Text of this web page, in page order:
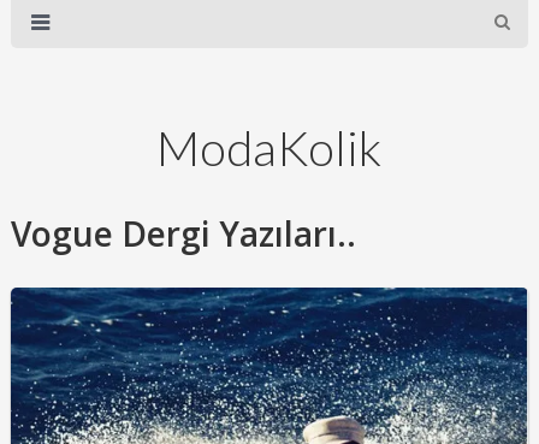
ModaKolik
Vogue Dergi Yazıları..